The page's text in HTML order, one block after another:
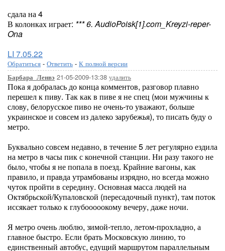
сдала на 4
В колонках играет: *** 6. AudioPoisk[1].com_Kreyzi-reper-
Ona
LI 7.05.22
Обратиться - Ответить - К полной версии
Барбара_Ленвэ 21-05-2009-13:38 удалить
Пока я добралась до конца комментов, разговор плавно
перешел к пиву. Так как в пиве я не спец (мои мужчины к
слову, белорусское пиво не очень-то уважают, больше
украинское и совсем из далеко зарубежья), то писать буду о
метро.
Буквально совсем недавно, в течение 5 лет регулярно ездила
на метро в часы пик с конечной станции. Ни разу такого не
было, чтобы я не попала в поезд. Крайние вагоны, как
правило, и правда утрамбованы изрядно, но всегда можно
чуток пройти в середину. Основная масса людей на
Октябрьской/Купаловской (пересадочный пункт), там поток
иссякает только к глубооооокому вечеру, даже ночи.
Я метро очень люблю, зимой-тепло, летом-прохладно, а
главное быстро. Если брать Московскую линию, то
единственный автобус, едущий маршрутом параллельным